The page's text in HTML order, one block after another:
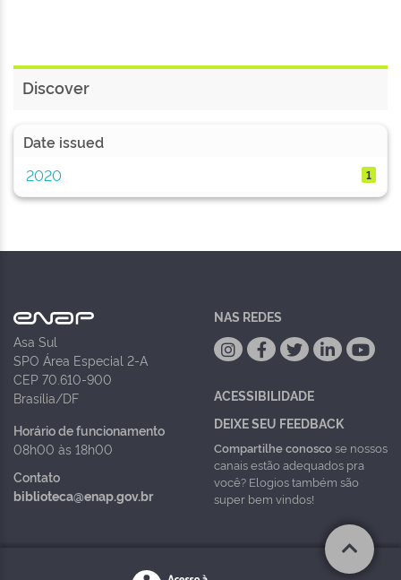
Discover
Date issued
2020
1
Asa Sul
SPO Área Especial 2-A
CEP 70.610-900
Brasília/DF
Horário de funcionamento
08h00 às 18h00
Contato
biblioteca@enap.gov.br
NAS REDES
ACESSIBILIDADE
DEIXE SEU FEEDBACK
Compartilhe conoscose nossos
canais estão adequados pra
você? Elogios também são
super bem vindos!